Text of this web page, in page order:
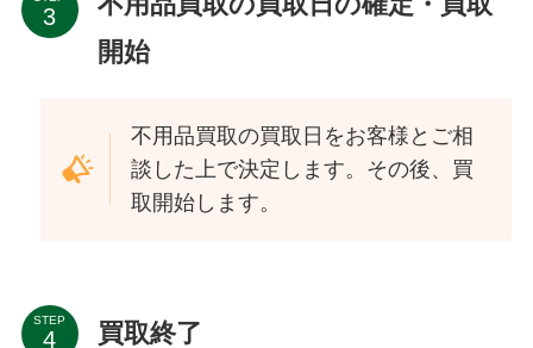
開始
不用品買取の買取日をお客様とご相
談した上で決定します。その後、買
取開始します。
STEP 買取終了